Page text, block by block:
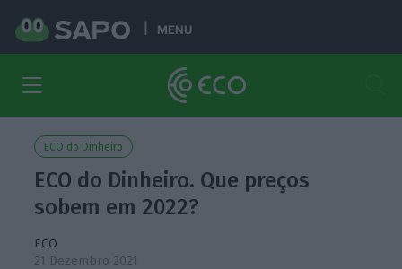
MENU
ECO do Dinheiro
ECO do Dinheiro. Que preços
sobem em 2022?
ECO
21 Dezembro 2021